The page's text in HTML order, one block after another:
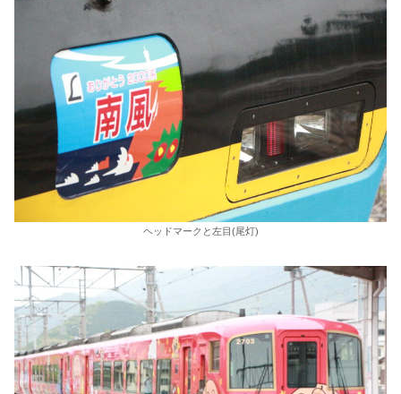
ヘッドマークと左目(尾灯)